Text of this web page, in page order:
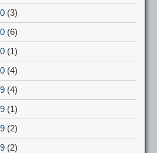
(3)
(6)
(1)
(4)
(4)
(1)
(2)
(2)